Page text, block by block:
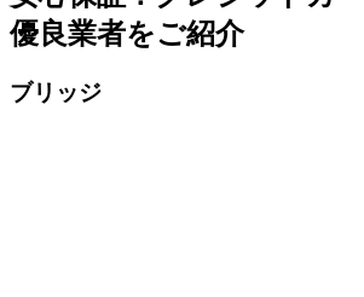
優良業者をご紹介
ブリッジ